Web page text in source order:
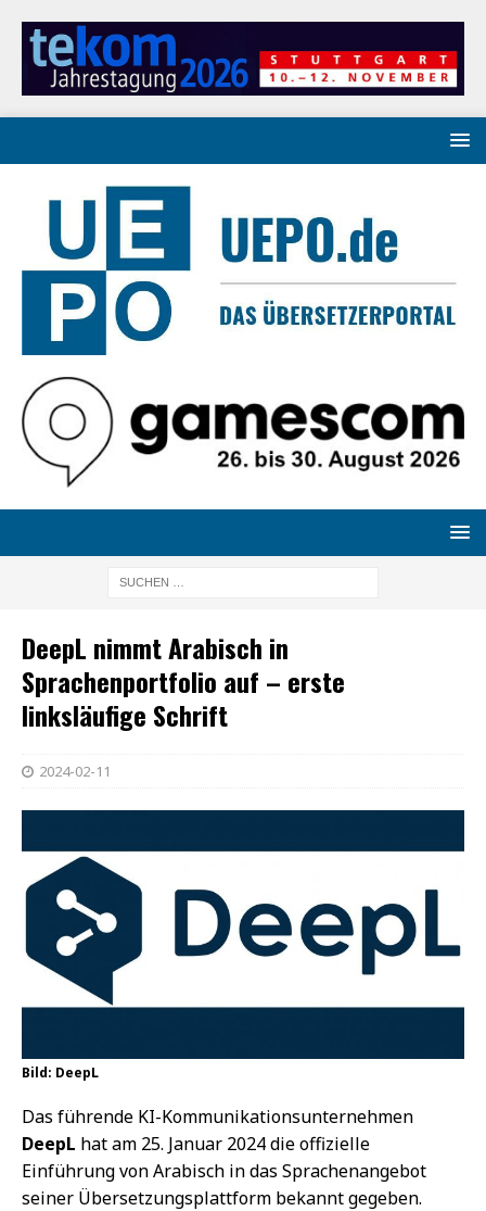
DeepL nimmt Arabisch in
Sprachenportfolio auf – erste
linksläufige Schrift
2024-02-11
Bild: DeepL
Das führende KI-Kommunikationsunternehmen
DeepL hat am 25. Januar 2024 die offizielle
Einführung von Arabisch in das Sprachenangebot
seiner Übersetzungsplattform bekannt gegeben.